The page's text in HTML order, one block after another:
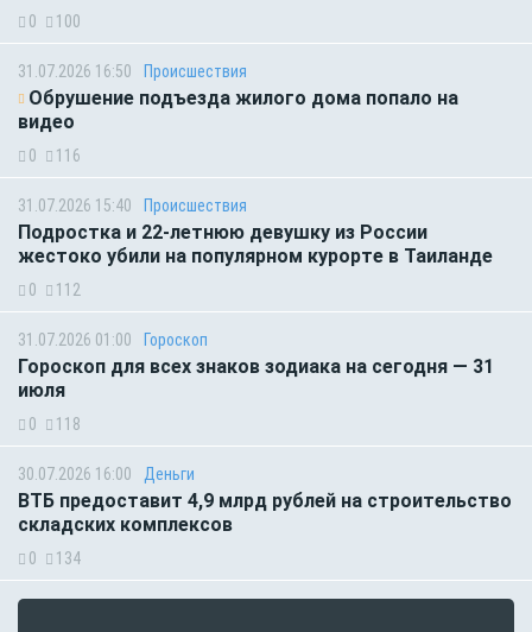
0 100
31.07.2026 16:50 Происшествия
Обрушение подъезда жилого дома попало на
видео
0 116
31.07.2026 15:40 Происшествия
Подростка и 22-летнюю девушку из России
жестоко убили на популярном курорте в Таиланде
0 112
31.07.2026 01:00 Гороскоп
Гороскоп для всех знаков зодиака на сегодня — 31
июля
0 118
30.07.2026 16:00 Деньги
ВТБ предоставит 4,9 млрд рублей на строительство
складских комплексов
0 134